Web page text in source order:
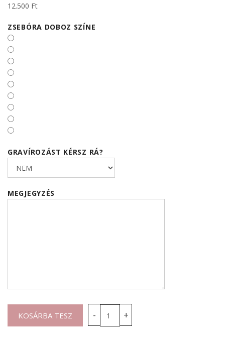
12.500 Ft
ZSEBÓRA DOBOZ SZÍNE
GRAVÍROZÁST KÉRSZ RÁ?
MEGJEGYZÉS